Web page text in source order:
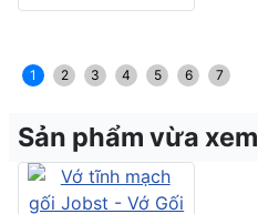
1 2 3 4 5 6 7
Sản phẩm vừa xem